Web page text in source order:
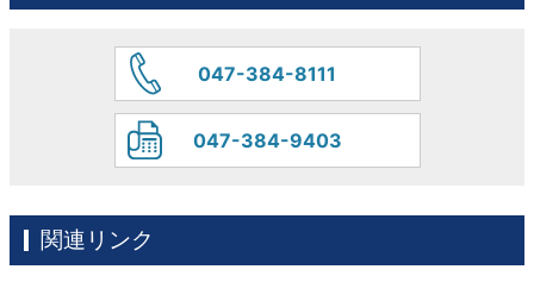
047-384-8111
047-384-9403
関連リンク